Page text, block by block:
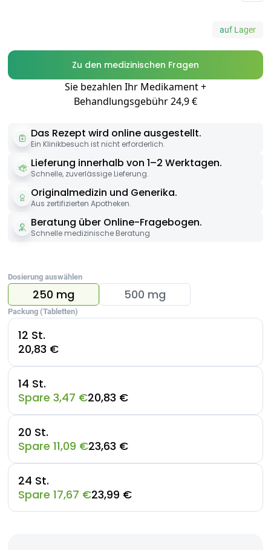
auf Lager
Zu den medizinischen Fragen
Sie bezahlen Ihr Medikament +
Behandlungsgebühr 24,9 €
Das Rezept wird online ausgestellt.
Ein Klinikbesuch ist nicht erforderlich.
Lieferung innerhalb von 1–2 Werktagen.
Schnelle, zuverlässige Lieferung.
Originalmedizin und Generika.
Aus zertifizierten Apotheken.
Beratung über Online-Fragebogen.
Schnelle medizinische Beratung
Dosierung auswählen
250 mg 500 mg
Packung (Tabletten)
12 St.
20,83 €
14 St.
Spare 3,47 €20,83 €
20 St.
Spare 11,09 €23,63 €
24 St.
Spare 17,67 €23,99 €